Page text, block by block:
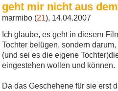
geht mir nicht aus
marmibo (21), 14.04.2007
Ich glaube, es geht in diesem
Tochter belügen, sondern
(und sei es die eigene
eingestehen wollen und können.
Da das Geschehene für sie erst